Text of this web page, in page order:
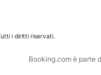
i diritti riservati.
Booking.com è parte